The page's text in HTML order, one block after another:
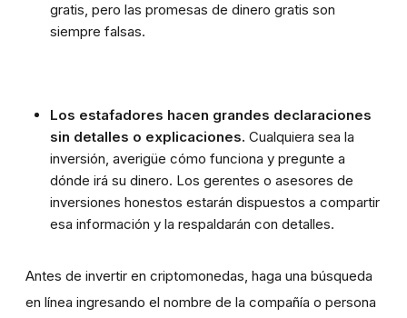
gratis, pero las promesas de dinero gratis son
siempre falsas.
Los estafadores hacen grandes declaraciones
sin detalles o explicaciones. Cualquiera sea la
inversión, averigüe cómo funciona y pregunte a
dónde irá su dinero. Los gerentes o asesores de
inversiones honestos estarán dispuestos a compartir
esa información y la respaldarán con detalles.
Antes de invertir en criptomonedas, haga una búsqueda
en línea ingresando el nombre de la compañía o persona